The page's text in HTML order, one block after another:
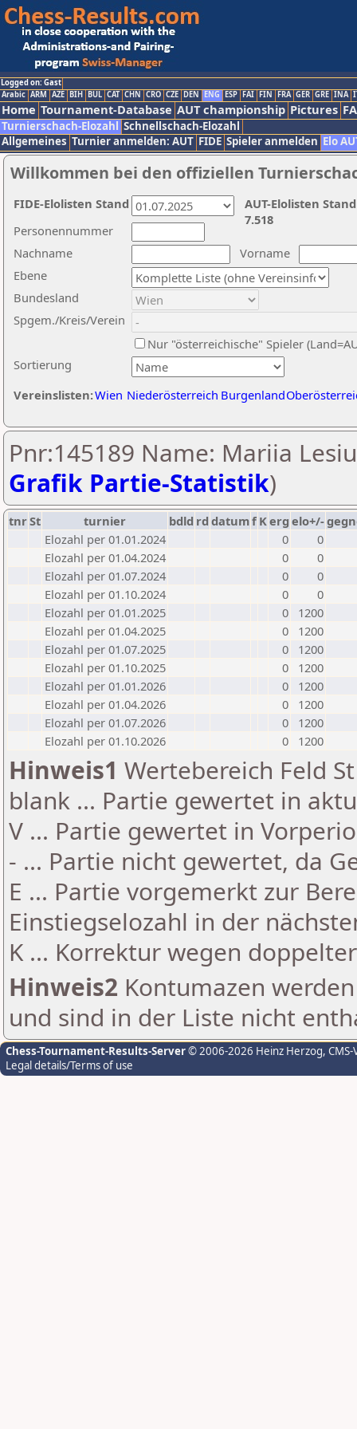
Logged on: Gast
Arabic ARM AZE BIH BUL CAT CHN CRO CZE DEN ENG ESP FAI FIN FRA GER GRE INA
Home Tournament-Database AUT championship Pictures
Turnierschach-Elozahl Schnellschach-Elozahl
Allgemeines Turnier anmelden: AUT FIDE Spieler anmelden Elo
Willkommen bei den offiziellen
Nachname
Vorname
Ebene
Sortierung
Personennummer
Bundesland
Spgem./Kreis/Verein
Nur "österreichische" Spieler
Vereinslisten:Wien Niederösterreich Burgenland
AUT-Elolisten
7.518
FIDE-Elolisten Stand
Pnr:145189 Name: Mariia
Grafik Partie-Statistik)
tnrSt turnier bdld rd datumf Kerg elo+/-
Elozahl per 01.01.2024
0
0
Elozahl per 01.04.2024
0
0
Elozahl per 01.07.2024
0
0
Elozahl per 01.10.2024
0
0
Elozahl per 01.01.2025
0
1200
Elozahl per 01.04.2025
0
1200
Elozahl per 01.07.2025
0
1200
Elozahl per 01.10.2025
0
1200
Elozahl per 01.01.2026
0
1200
Elozahl per 01.04.2026
0
1200
Elozahl per 01.07.2026
0
1200
Elozahl per 01.10.2026
0 1200
Hinweis1 Wertebereich Feld
blank ... Partie gewertet in
V ... Partie gewertet in
- ... Partie nicht gewertet, da
E ... Partie vorgemerkt zur
Einstiegselozahl in der
K ... Korrektur wegen
Hinweis2 Kontumazen
und sind in der Liste nicht
Chess-Tournament-Results-Server© 2006-2026 Heinz Herzog,
Legal details/Terms of use